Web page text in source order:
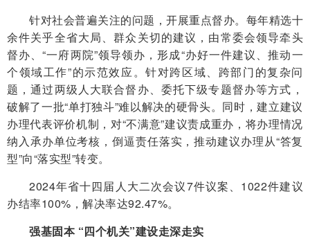
针对社会普遍关注的问题，开展重点督办。每年精选十
余件关乎全省大局、群众关切的建议，由常委会领导牵头
督办、“一府两院”领导领办，形成“办好一件建议、推动一
个领域工作”的示范效应。针对跨区域、跨部门的复杂问
题，通过两级人大联合督办、委托下级专题督办等方式，
破解了一批“单打独斗”难以解决的硬骨头。同时，建立建议
办理代表评价机制，对“不满意”建议责成重办，将办理情况
纳入承办单位考核，倒逼责任落实，推动建议办理从“答复
型”向“落实型”转变。
2024年省十四届人大二次会议7件议案、1022件建议
办结率100%，解决率达92.47%。
强基固本 “四个机关”建设走深走实